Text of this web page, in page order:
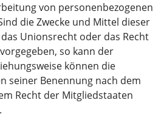
von personenbezogenen
die Zwecke und Mittel dieser
Unionsrecht oder das Recht
so kann der
können die
seiner Benennung nach dem
Recht der Mitgliedstaaten